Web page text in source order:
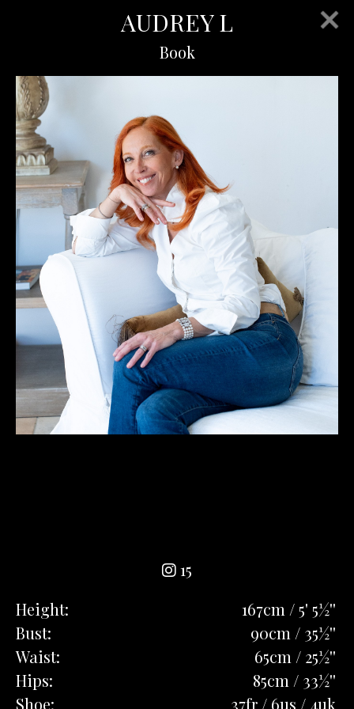
AUDREY L
Book
15
Height:
167cm / 5' 5½''
Bust:
90cm / 35½''
Waist:
65cm / 25½''
Hips:
85cm / 33½''
Shoe:
37fr / 6us / 4uk